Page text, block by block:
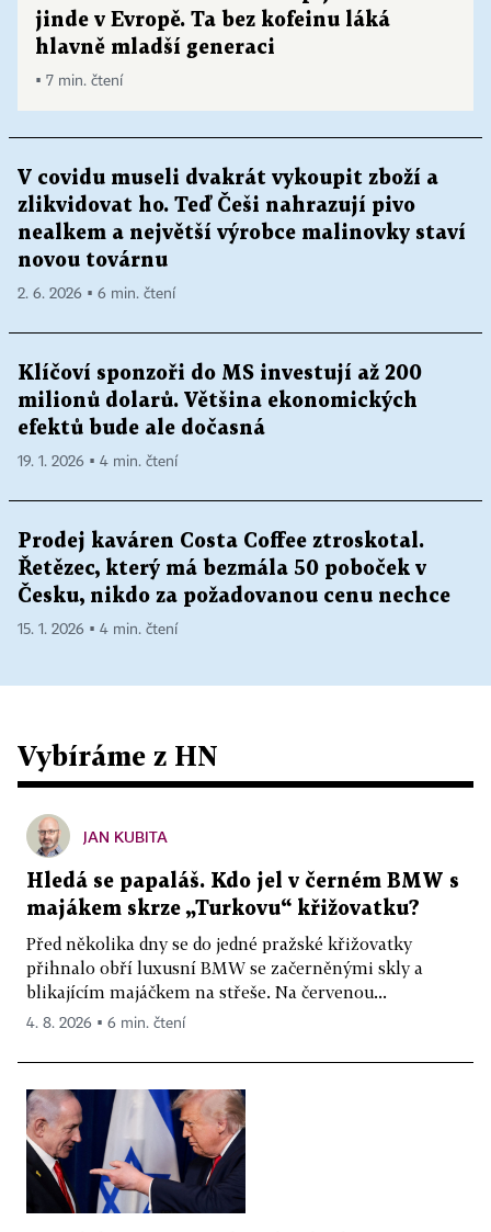
jinde v Evropě. Ta bez kofeinu láká
hlavně mladší generaci
▪ 7 min. čtení
V covidu museli dvakrát vykoupit zboží a
zlikvidovat ho. Teď Češi nahrazují pivo
nealkem a největší výrobce malinovky staví
novou továrnu
2. 6. 2026 ▪ 6 min. čtení
Klíčoví sponzoři do MS investují až 200
milionů dolarů. Většina ekonomických
efektů bude ale dočasná
19. 1. 2026 ▪ 4 min. čtení
Prodej kaváren Costa Coffee ztroskotal.
Řetězec, který má bezmála 50 poboček v
Česku, nikdo za požadovanou cenu nechce
15. 1. 2026 ▪ 4 min. čtení
Vybíráme z HN
JAN KUBITA
Hledá se papaláš. Kdo jel v černém BMW s
majákem skrze „Turkovu“ křižovatku?
Před několika dny se do jedné pražské křižovatky
přihnalo obří luxusní BMW se začerněnými skly a
blikajícím majáčkem na střeše. Na červenou...
4. 8. 2026 ▪ 6 min. čtení